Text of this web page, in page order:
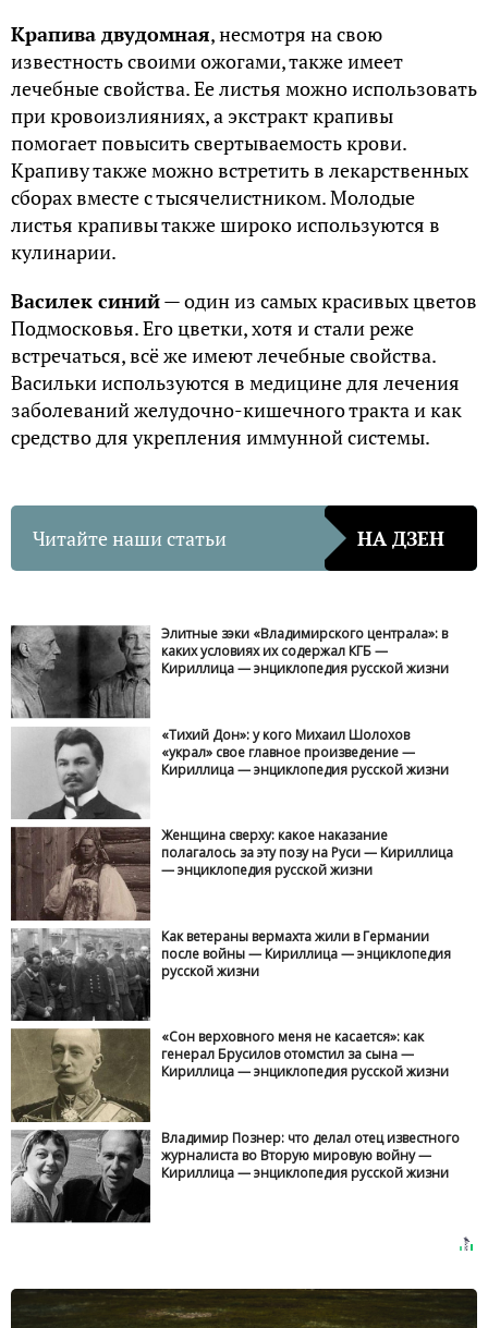
Крапива двудомная, несмотря на свою
известность своими ожогами, также имеет
лечебные свойства. Ее листья можно использовать
при кровоизлияниях, а экстракт крапивы
помогает повысить свертываемость крови.
Крапиву также можно встретить в лекарственных
сборах вместе с тысячелистником. Молодые
листья крапивы также широко используются в
кулинарии.
Василек синий— один из самых красивых цветов
Подмосковья. Его цветки, хотя и стали реже
встречаться, всё же имеют лечебные свойства.
Васильки используются в медицине для лечения
заболеваний желудочно-кишечного тракта и как
средство для укрепления иммунной системы.
Читайте наши статьи НА ДЗЕН
Элитные зэки «Владимирского централа»: в
каких условиях их содержал КГБ —
Кириллица — энциклопедия русской жизни
«Тихий Дон»: у кого Михаил Шолохов
«украл» свое главное произведение —
Кириллица — энциклопедия русской жизни
Женщина сверху: какое наказание
полагалось за эту позу на Руси — Кириллица
— энциклопедия русской жизни
Как ветераны вермахта жили в Германии
после войны — Кириллица — энциклопедия
русской жизни
«Сон верховного меня не касается»: как
генерал Брусилов отомстил за сына —
Кириллица — энциклопедия русской жизни
Владимир Познер: что делал отец известного
журналиста во Вторую мировую войну —
Кириллица — энциклопедия русской жизни